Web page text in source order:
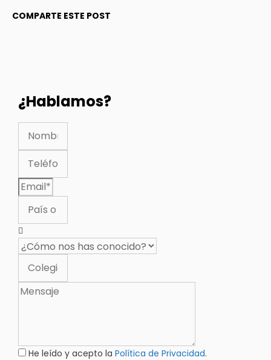
COMPARTE ESTE POST
¿Hablamos?
He leído y acepto la Política de Privacidad.